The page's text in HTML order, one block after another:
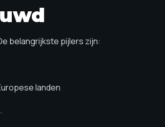
belangrijkste pijlers zijn:
landen